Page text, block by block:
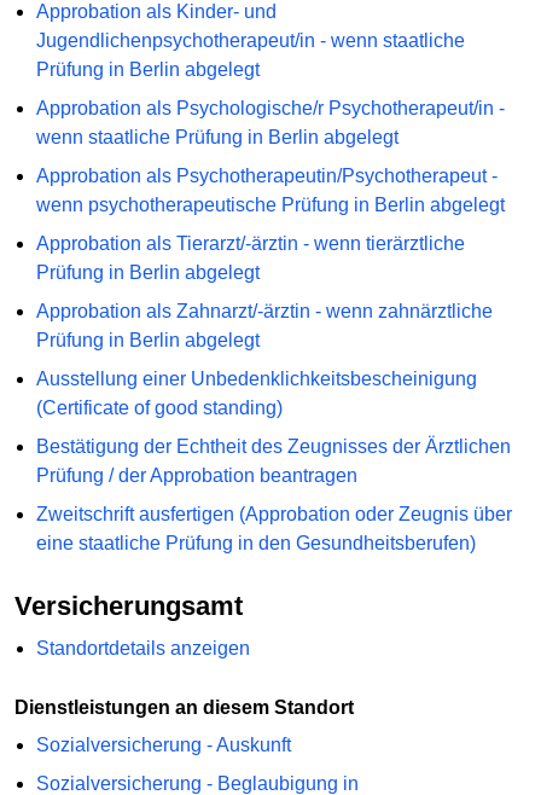
Approbation als Kinder- und
Jugendlichenpsychotherapeut/in - wenn staatliche
Prüfung in Berlin abgelegt
Approbation als Psychologische/r Psychotherapeut/in -
wenn staatliche Prüfung in Berlin abgelegt
Approbation als Psychotherapeutin/Psychotherapeut -
wenn psychotherapeutische Prüfung in Berlin abgelegt
Approbation als Tierarzt/-ärztin - wenn tierärztliche
Prüfung in Berlin abgelegt
Approbation als Zahnarzt/-ärztin - wenn zahnärztliche
Prüfung in Berlin abgelegt
Ausstellung einer Unbedenklichkeitsbescheinigung
(Certificate of good standing)
Bestätigung der Echtheit des Zeugnisses der Ärztlichen
Prüfung / der Approbation beantragen
Zweitschrift ausfertigen (Approbation oder Zeugnis über
eine staatliche Prüfung in den Gesundheitsberufen)
Versicherungsamt
Standortdetails anzeigen
Dienstleistungen an diesem Standort
Sozialversicherung - Auskunft
Sozialversicherung - Beglaubigung in